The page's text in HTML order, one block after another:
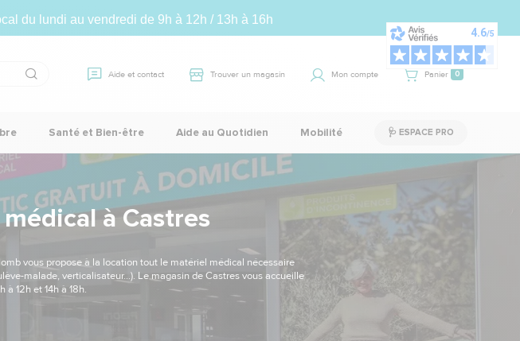
du lundi au vendredi de 9h à 12h / 13h à 16h
Aide et contact Trouver un magasin Mon compte Panier 0
Santé et Bien-être Aide au Quotidien Mobilité 🩺 ESPACE PRO
à Castres
vous propose à la location tout le matériel médical nécessaire
malade, verticalisateur...). Le magasin de Castres vous accueille
12h et 14h à 18h.